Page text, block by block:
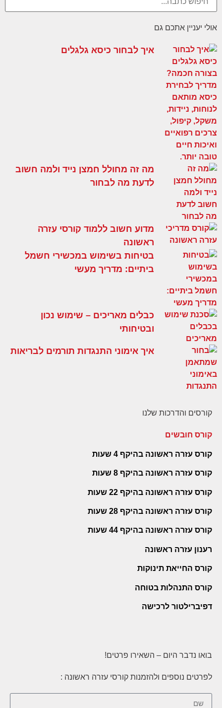
אולי יעניין אתכם גם
איך לבחור כיסא גלגלים
מה זה מחולל חמצן נייד ולמה חשוב
לדעת מה לבחור
מדוע חשוב ללמוד קורסי עזרה
ראשונה
בטיחות בשימוש במכשירי חשמל
ביתיים: מדריך מעשי
כבלים מאריכים – שימוש נכון
ובטיחותי
איך אימוני התנגדות תורמים לבריאות
קורסים והדרכות שלנו
קורס חובשים
קורס עזרה ראשונה בהיקף 4 שעות
קורס עזרה ראשונה בהיקף 8 שעות
קורס עזרה ראשונה בהיקף 22 שעות
קורס עזרה ראשונה בהיקף 28 שעות
קורס עזרה ראשונה בהיקף 44 שעות
רענון עזרה ראשונה
קורס החייאת תינוקות
קורס התנהלות בטוחה
דפיברילטור לרכישה
בואו נדבר היום – השאירו פרטים!
לפרטים נוספים ולהזמנות קורסי עזרה ראשונה :